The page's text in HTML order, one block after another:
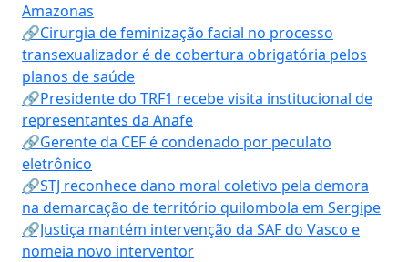
Amazonas
🔗Cirurgia de feminização facial no processo
transexualizador é de cobertura obrigatória pelos
planos de saúde
🔗Presidente do TRF1 recebe visita institucional de
representantes da Anafe
🔗Gerente da CEF é condenado por peculato
eletrônico
🔗STJ reconhece dano moral coletivo pela demora
na demarcação de território quilombola em Sergipe
🔗Justiça mantém intervenção da SAF do Vasco e
nomeia novo interventor